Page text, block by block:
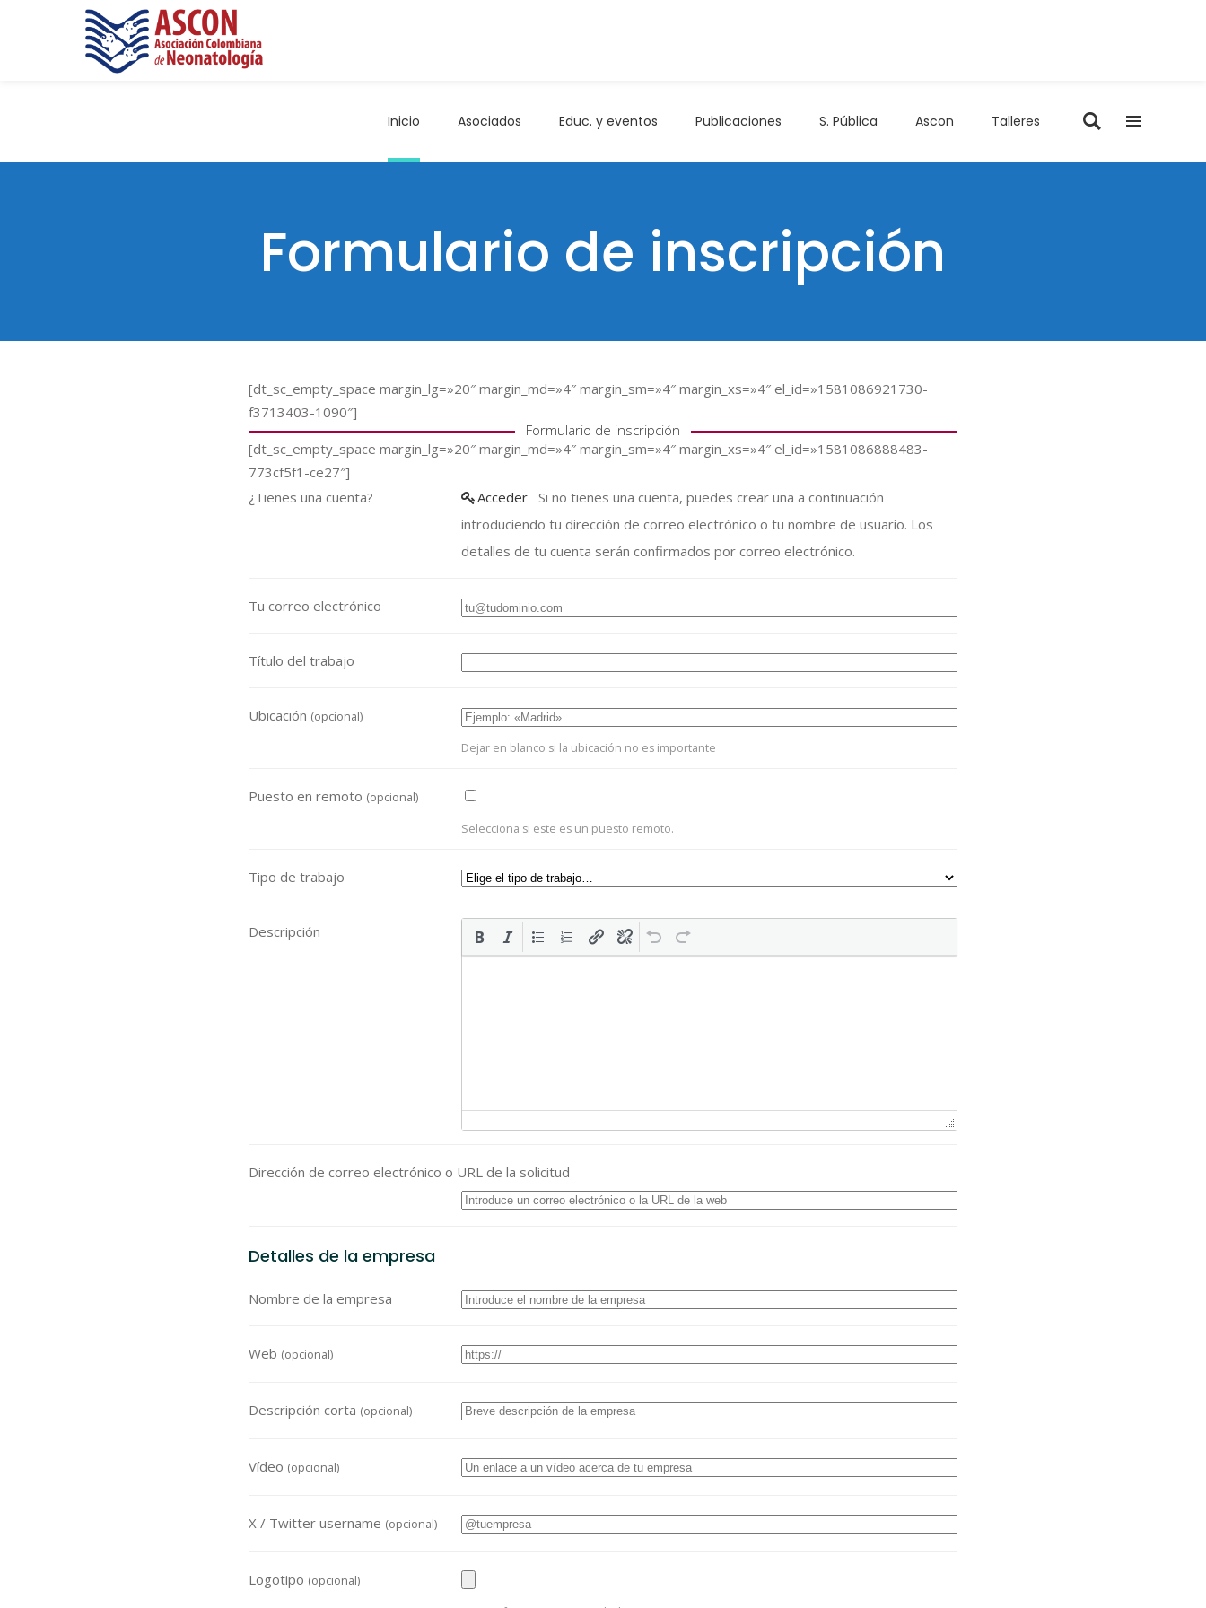
Inicio Asociados Educ. y eventos Publicaciones S. Pública Ascon Talleres
Formulario de inscripción
[dt_sc_empty_space margin_lg=»20″ margin_md=»4″ margin_sm=»4″ margin_xs=»4″ el_id=»1581086921730-
f3713403-1090″]
Formulario de inscripción
[dt_sc_empty_space margin_lg=»20″ margin_md=»4″ margin_sm=»4″ margin_xs=»4″ el_id=»1581086888483-
773cf5f1-ce27″]
¿Tienes una cuenta?
Acceder
introduciendo tu dirección de correo electrónico o tu nombre de usuario. Los
detalles de tu cuenta serán confirmados por correo electrónico.
Tu correo electrónico
Título del trabajo
Ubicación (opcional)
Dejar en blanco si la ubicación no es importante
Puesto en remoto (opcional)
Selecciona si este es un puesto remoto.
Tipo de trabajo
Descripción
Dirección de correo electrónico o URL de la solicitud
Detalles de la empresa
Nombre de la empresa
Web (opcional)
Descripción corta (opcional)
Vídeo (opcional)
X / Twitter username (opcional)
Logotipo (opcional)